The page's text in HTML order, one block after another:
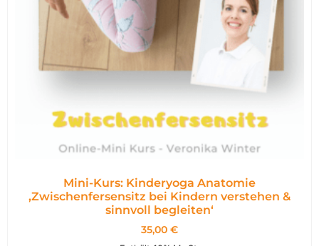
Mini-Kurs: Kinderyoga Anatomie
,Zwischenfersensitz bei Kindern verstehen &
sinnvoll begleiten‘
35,00 €